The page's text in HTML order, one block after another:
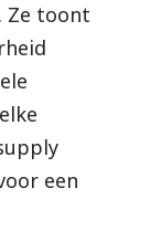
Ze toont
een